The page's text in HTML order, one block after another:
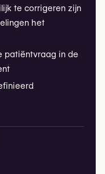
te corrigeren zijn
het
patiëntvraag in de